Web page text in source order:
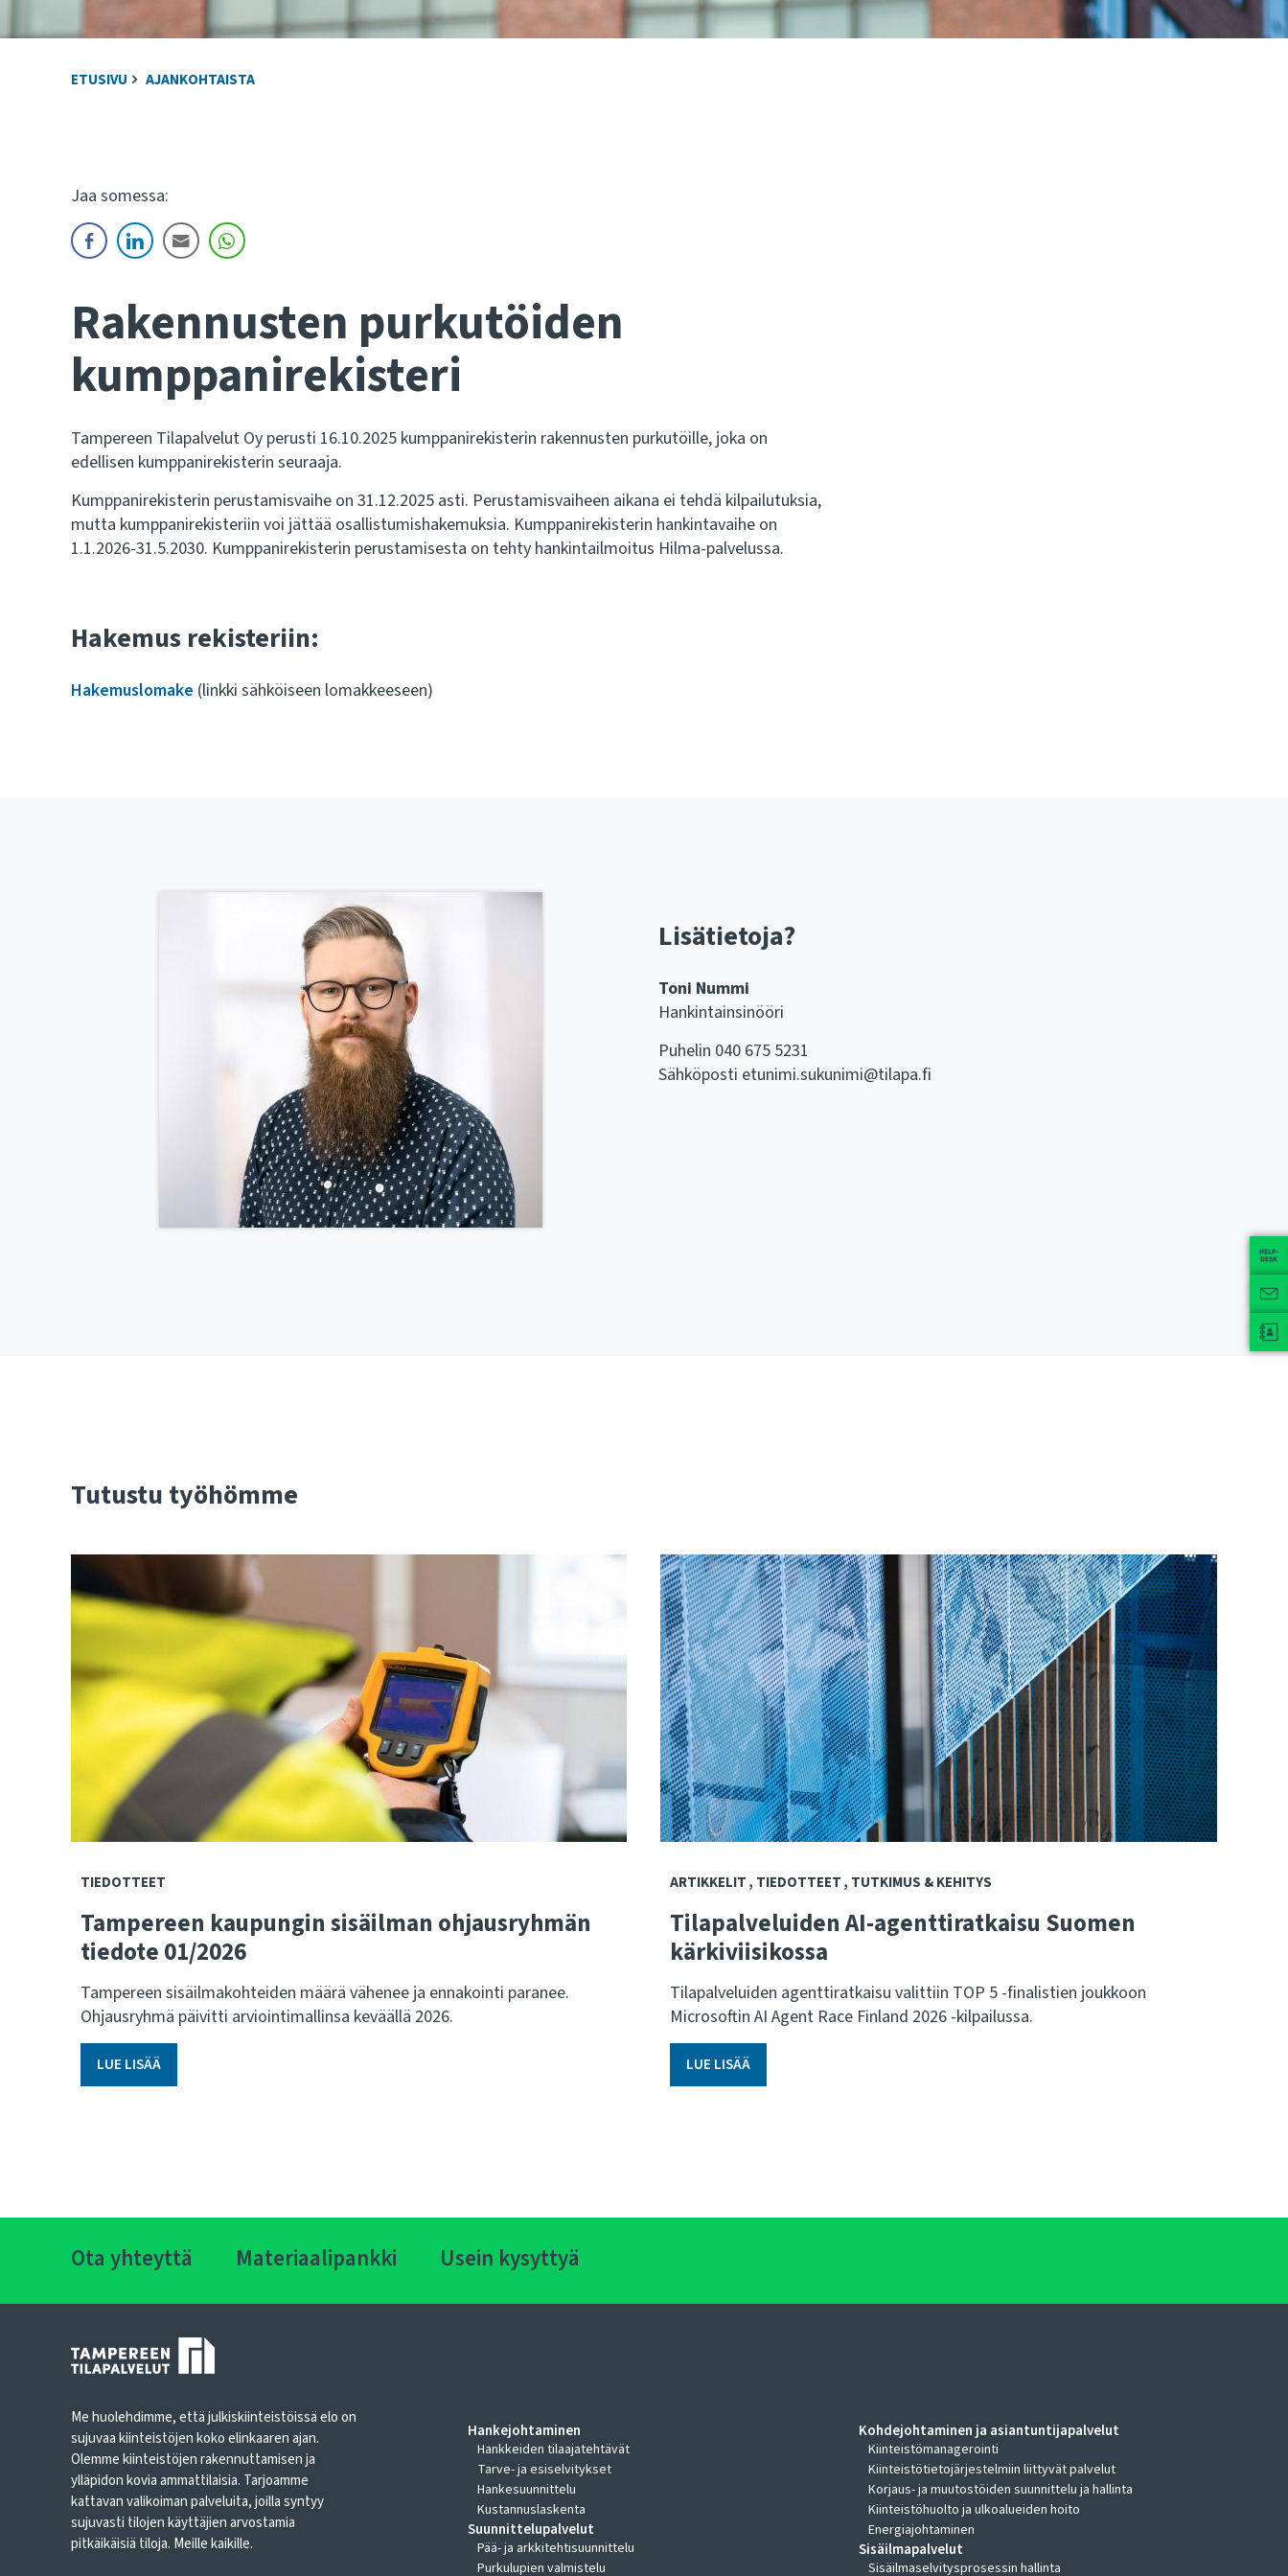
ETUSIVU AJANKOHTAISTA
Jaa somessa:
Rakennusten purkutöiden
kumppanirekisteri
Tampereen Tilapalvelut Oy perusti 16.10.2025 kumppanirekisterin rakennusten purkutöille, joka on
edellisen kumppanirekisterin seuraaja.
Kumppanirekisterin perustamisvaihe on 31.12.2025 asti. Perustamisvaiheen aikana ei tehdä kilpailutuksia,
mutta kumppanirekisteriin voi jättää osallistumishakemuksia. Kumppanirekisterin hankintavaihe on
1.1.2026-31.5.2030. Kumppanirekisterin perustamisesta on tehty hankintailmoitus Hilma-palvelussa.
Hakemus rekisteriin:
Hakemuslomake (linkki sähköiseen lomakkeeseen)
Lisätietoja?
Toni Nummi
Hankintainsinööri
Puhelin ​​​​​​​040 675 5231
Sähköposti etunimi.sukunimi@tilapa.fi
Tutustu työhömme
TIEDOTTEET
Tampereen kaupungin sisäilman ohjausryhmän
tiedote 01/2026
Tampereen sisäilmakohteiden määrä vähenee ja ennakointi paranee.
Ohjausryhmä päivitti arviointimallinsa keväällä 2026.
LUE LISÄÄ
ARTIKKELIT TIEDOTTEET TUTKIMUS & KEHITYS
Tilapalveluiden AI-agenttiratkaisu Suomen
kärkiviisikossa
Tilapalveluiden agenttiratkaisu valittiin TOP 5 -finalistien joukkoon
Microsoftin AI Agent Race Finland 2026 -kilpailussa.
LUE LISÄÄ
Ota yhteyttä Materiaalipankki Usein kysyttyä
Me huolehdimme, että julkiskiinteistöissä elo on
sujuvaa kiinteistöjen koko elinkaaren ajan.
Olemme kiinteistöjen rakennuttamisen ja
ylläpidon kovia ammattilaisia. Tarjoamme
kattavan valikoiman palveluita, joilla syntyy
sujuvasti tilojen käyttäjien arvostamia
pitkäikäisiä tiloja. Meille kaikille.
Hankejohtaminen
Hankkeiden tilaajatehtävät
Tarve- ja esiselvitykset
Hankesuunnittelu
Kustannuslaskenta
Suunnittelupalvelut
Pää- ja arkkitehtisuunnittelu
Purkulupien valmistelu
Kohdejohtaminen ja asiantuntijapalvelut
Kiinteistömanagerointi
Kiinteistötietojärjestelmiin liittyvät palvelut
Korjaus- ja muutostöiden suunnittelu ja hallinta
Kiinteistöhuolto ja ulkoalueiden hoito
Energiajohtaminen
Sisäilmapalvelut
Sisäilmaselvitysprosessin hallinta